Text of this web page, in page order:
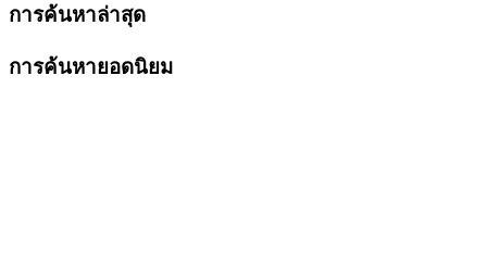
การค้นหาล่าสุด
การค้นหายอดนิยม